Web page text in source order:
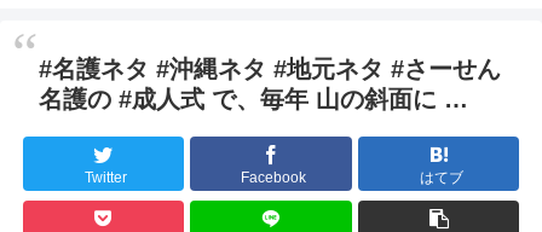
#名護ネタ #沖縄ネタ #地元ネタ #さーせん
名護の #成人式 で、毎年 山の斜面に …
Twitter Facebook はてブ